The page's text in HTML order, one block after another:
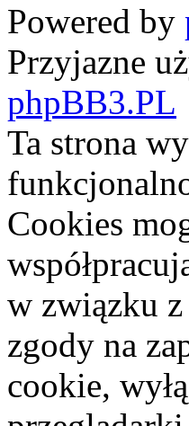
Powered by
Przyjazne
phpBB3.PL
Ta strona
Cookies
w związku z
zgody na
cookie,